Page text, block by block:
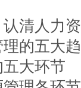
清人力
的五大
大环节